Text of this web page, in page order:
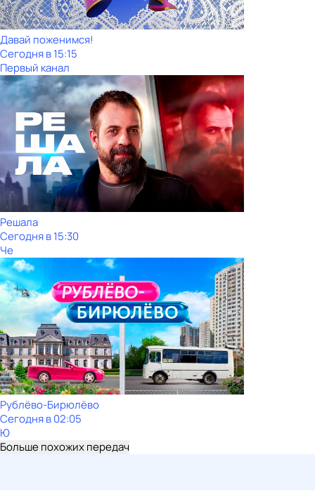
Давай поженимся!
Сегодня в 15:15
Первый канал
Решала
Сегодня в 15:30
Че
Рублёво-Бирюлёво
Сегодня в 02:05
Ю
Больше похожих передач